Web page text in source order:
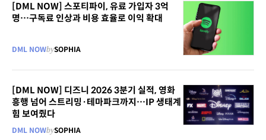
[DML NOW] 스포티파이, 유료 가입자 3억
명…구독료 인상과 비용 효율로 이익 확대
DML NOWbySOPHIA
[DML NOW] 디즈니 2026 3분기 실적, 영화
흥행 넘어 스트리밍·테마파크까지…IP 생태계
힘 보여줬다
DML NOWbySOPHIA